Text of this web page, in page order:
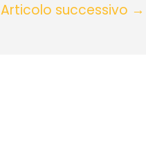
Articolo successivo →